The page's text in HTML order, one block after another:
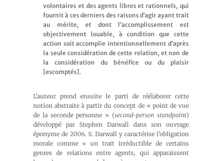
volontaires et des agents libres et rationnels, qui
fournit à ces derniers des raisons d’agir ayant trait
au mérite, et dont l’accomplissement est
objectivement louable, à condition que cette
action soit accomplie intentionnellement d’après
la seule considération de cette relation, et non de
la considération du bénéfice ou du plaisir
[escomptés].
L’auteur prend ensuite le parti de réélaborer cette
notion abstraite à partir du concept de « point de vue
de la seconde personne » (second-person standpoint)
développé par Stephen Darwall dans son ouvrage
éponyme de 2006. S. Darwall y caractérise l’obligation
morale comme « un trait irréductible de certains
genres de relations entre agents, qui apparaissent